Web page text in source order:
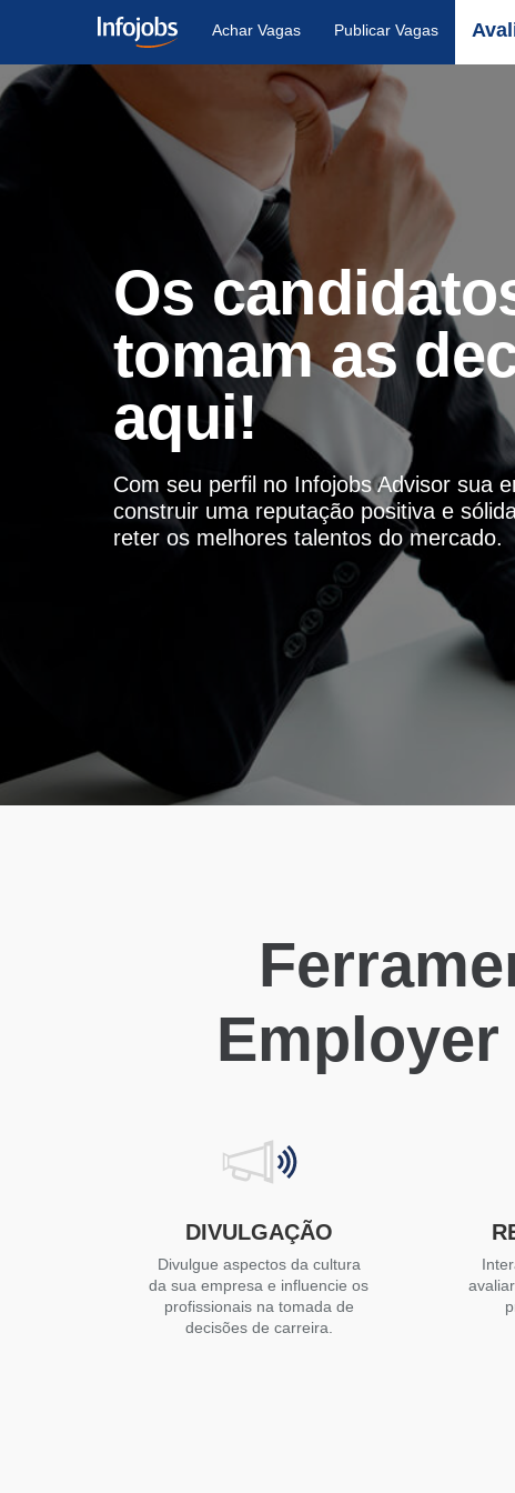
Achar Vagas Publicar Vagas
Os
tomam as
aqui!
Com seu perfil no Infojobs Advisor sua
construir uma reputação positiva e
reter os melhores talentos do mercado.
DIVULGAÇÃO
Divulgue aspectos da cultura
da sua empresa e influencie os
profissionais na tomada de
decisões de carreira.